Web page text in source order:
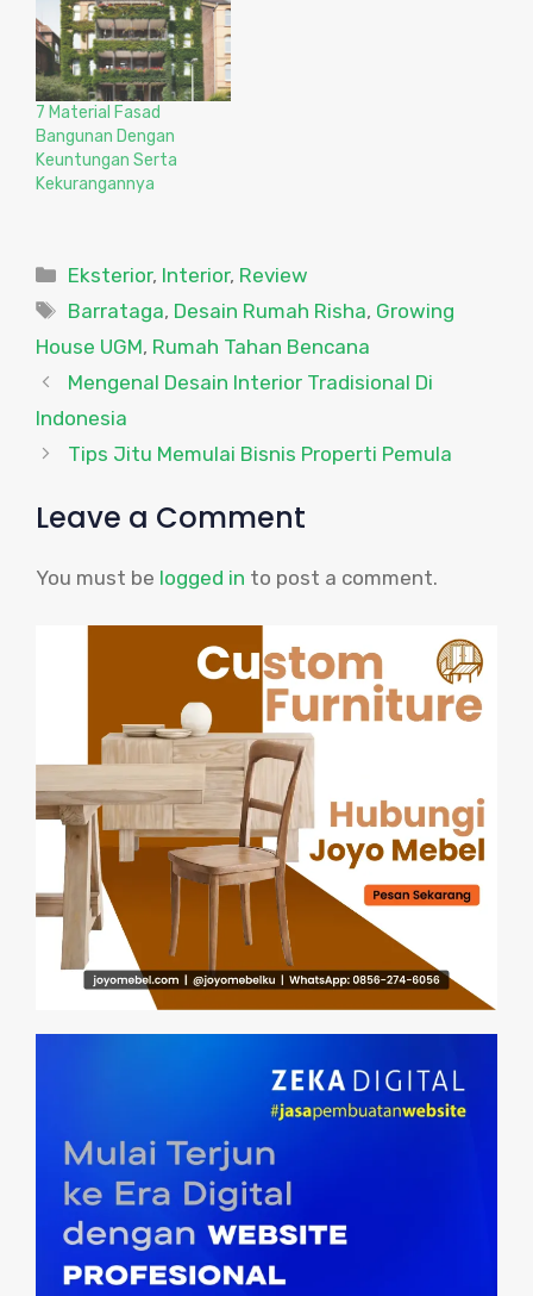
7 Material Fasad
Bangunan Dengan
Keuntungan Serta
Kekurangannya
Categories
Eksterior, Interior, Review
Tags
Barrataga, Desain Rumah Risha, Growing
House UGM, Rumah Tahan Bencana
Mengenal Desain Interior Tradisional Di
Indonesia
Tips Jitu Memulai Bisnis Properti Pemula
Leave a Comment
You must be logged in to post a comment.